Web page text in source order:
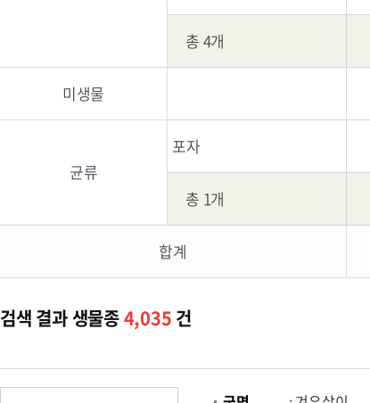
총 4개
미생물
균류
포자
총 1개
합계
검색 결과 생물종4,035 건